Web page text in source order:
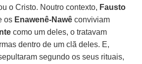
o Cristo. Noutro contexto, Fausto
os Enawenê-Nawêconviviam
como um deles, o tratavam
dentro de um clã deles. E,
segundo os seus rituais,